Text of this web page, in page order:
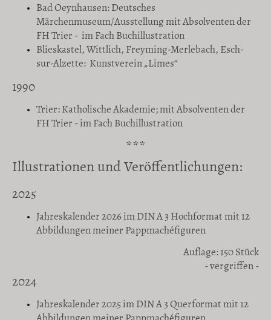
Bad Oeynhausen: Deutsches
Märchenmuseum/Ausstellung mit Absolventen der
FH Trier - im Fach Buchillustration
Blieskastel, Wittlich, Freyming-Merlebach, Esch-
sur-Alzette: Kunstverein „Limes“
1990
Trier: Katholische Akademie; mit Absolventen der
FH Trier - im Fach Buchillustration
***
Illustrationen und Veröffentlichungen:
2025
Jahreskalender 2026 im DIN A 3 Hochformat mit 12
Abbildungen meiner Pappmachéfiguren
Auflage: 150 Stück
- vergriffen -
2024
Jahreskalender 2025 im DIN A 3 Querformat mit 12